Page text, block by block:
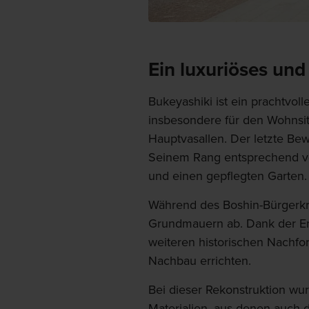
Ein luxuriöses
Bukeyashiki ist ein
insbesondere für den
Hauptvasallen. Der letzte
Seinem Rang entsprechend
und einen gepflegten Garten.
Während des Boshin-
Grundmauern ab. Dank der
weiteren historischen
Nachbau errichten.
Bei dieser Rekonstruktion